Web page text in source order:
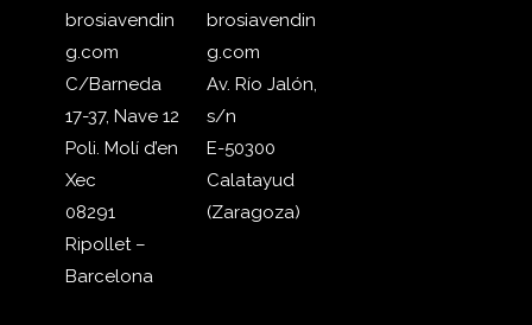
brosiavendin
g.com
C/Barneda
17-37, Nave 12
Poli. Molí d’en
Xec
08291
Ripollet –
Barcelona
brosiavendin
g.com
Av. Río Jalón,
s/n
E-50300
Calatayud
(Zaragoza)